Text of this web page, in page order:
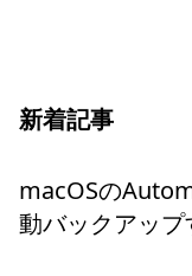
新着記事
macOSの
動バックアップ